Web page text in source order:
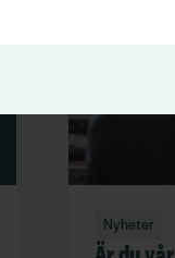
Nyheter